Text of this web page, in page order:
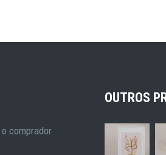
comprador
OUTROS